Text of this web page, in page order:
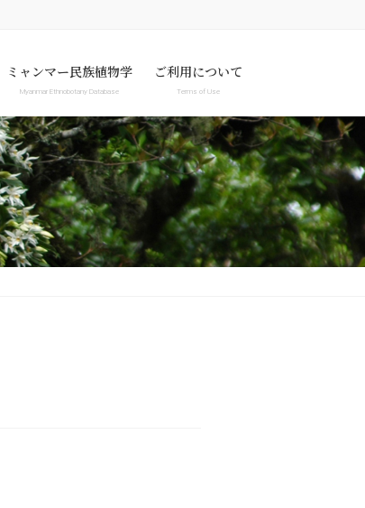
ミャンマー民族植物学
Myanmar Ethnobotany Database
Myanmar Ethnobotany Database
Specimen image only
ご利用について
Terms of Use
Terms of Use
Privacy Policy